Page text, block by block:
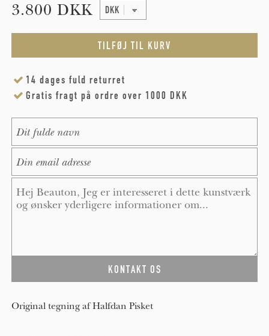
3.800 DKK
14 dages fuld returret
Gratis fragt på ordre over 1000 DKK
Original tegning af Halfdan Pisket